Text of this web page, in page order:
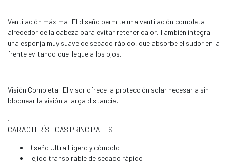
Ventilación máxima: El diseño permite una ventilación completa
alrededor de la cabeza para evitar retener calor. También integra
una esponja muy suave de secado rápido, que absorbe el sudor en la
frente evitando que llegue a los ojos.
Visión Completa: El visor ofrece la protección solar necesaria sin
bloquear la visión a larga distancia.
.
CARACTERÍSTICAS PRINCIPALES
Diseño Ultra Ligero y cómodo
Tejido transpirable de secado rápido